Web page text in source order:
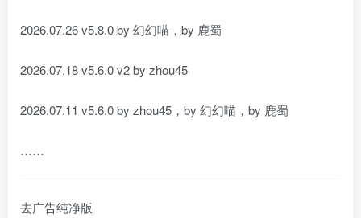
2026.07.26 v5.8.0 by 幻幻喵，by 鹿蜀
2026.07.18 v5.6.0 v2 by zhou45
2026.07.11 v5.6.0 by zhou45，by 幻幻喵，by 鹿蜀
……
去广告纯净版